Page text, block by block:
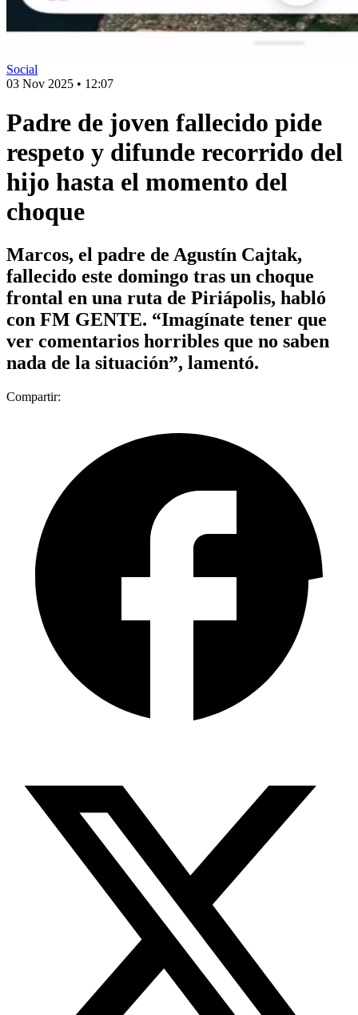
Social
03 Nov 2025 • 12:07
Padre de joven fallecido pide
respeto y difunde recorrido del
hijo hasta el momento del
choque
Marcos, el padre de Agustín Cajtak,
fallecido este domingo tras un choque
frontal en una ruta de Piriápolis, habló
con FM GENTE. “Imagínate tener que
ver comentarios horribles que no saben
nada de la situación”, lamentó.
Compartir: